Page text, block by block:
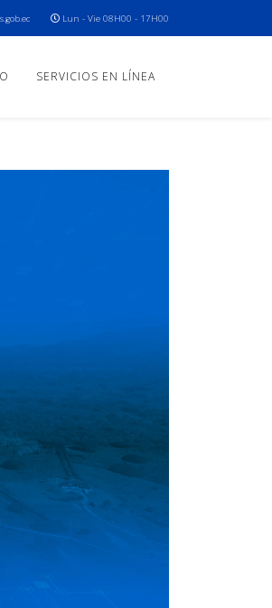
Lun - Vie 08H00 - 17H00
SERVICIOS EN LÍNEA